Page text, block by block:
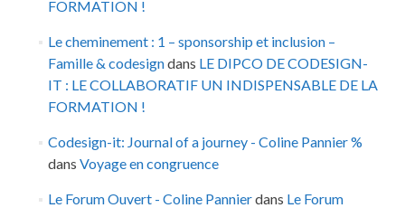
FORMATION !
Le cheminement : 1 – sponsorship et inclusion –
Famille & codesigndans LE DIPCO DE CODESIGN-
IT : LE COLLABORATIF UN INDISPENSABLE DE LA
FORMATION !
Codesign-it: Journal of a journey - Coline Pannier %
dans Voyage en congruence
Le Forum Ouvert - Coline Pannierdans Le Forum